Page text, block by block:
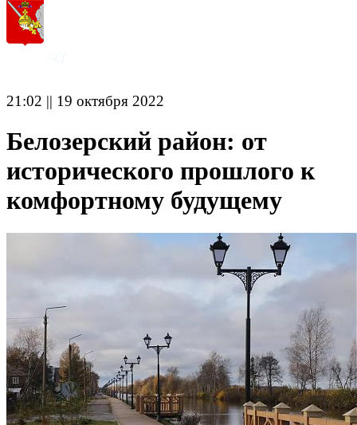
21:02 || 19 октября 2022
Белозерский район: от
исторического прошлого к
комфортному будущему